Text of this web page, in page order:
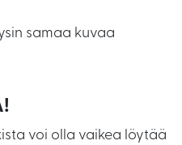
samaa kuvaa
voi olla vaikea löytää